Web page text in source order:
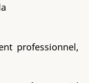
professionnel,